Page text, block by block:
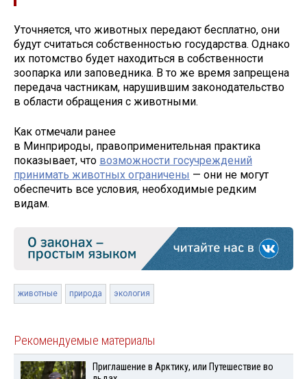
Уточняется, что животных передают бесплатно, они
будут считаться собственностью государства. Однако
их потомство будет находиться в собственности
зоопарка или заповедника. В то же время запрещена
передача частникам, нарушившим законодательство
в области обращения с животными.
Как отмечали ранее
в Минприроды, правоприменительная практика
показывает, что возможности госучреждений
принимать животных ограничены — они не могут
обеспечить все условия, необходимые редким
видам.
животные природа экология
Рекомендуемые материалы
Приглашение в Арктику, или Путешествие во